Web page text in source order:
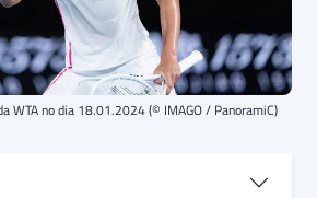
WTA no dia 18.01.2024 (© IMAGO / PanoramiC)